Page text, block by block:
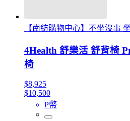
【南紡購物中心】不坐沒事
4Health 舒樂活 舒背椅
椅
$8,925
$10,500
P幣